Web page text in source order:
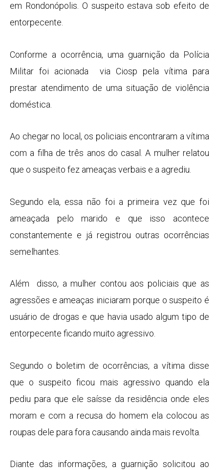
em Rondonópolis. O suspeito estava sob efeito de
entorpecente.
Conforme a ocorrência, uma guarnição da Polícia
Militar foi acionada via Ciosp pela vítima para
prestar atendimento de uma situação de violência
doméstica.
Ao chegar no local, os policiais encontraram a vítima
com a filha de três anos do casal. A mulher relatou
que o suspeito fez ameaças verbais e a agrediu.
Segundo ela, essa não foi a primeira vez que foi
ameaçada pelo marido e que isso acontece
constantemente e já registrou outras ocorrências
semelhantes.
Além disso, a mulher contou aos policiais que as
agressões e ameaças iniciaram porque o suspeito é
usuário de drogas e que havia usado algum tipo de
entorpecente ficando muito agressivo.
Segundo o boletim de ocorrências, a vítima disse
que o suspeito ficou mais agressivo quando ela
pediu para que ele saísse da residência onde eles
moram e com a recusa do homem ela colocou as
roupas dele para fora causando ainda mais revolta.
Diante das informações, a guarnição solicitou ao